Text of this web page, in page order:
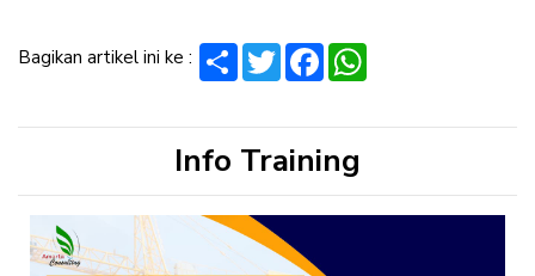
Bagikan artikel ini ke : Share TwitterFacebook
Info Training